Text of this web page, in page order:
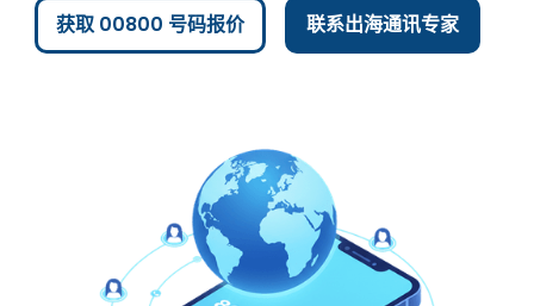
获取 00800 号码报价 联系出海通讯专家